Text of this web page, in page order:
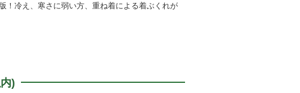
！冷え、寒さに弱い方、重ね着による着ぶくれが
)